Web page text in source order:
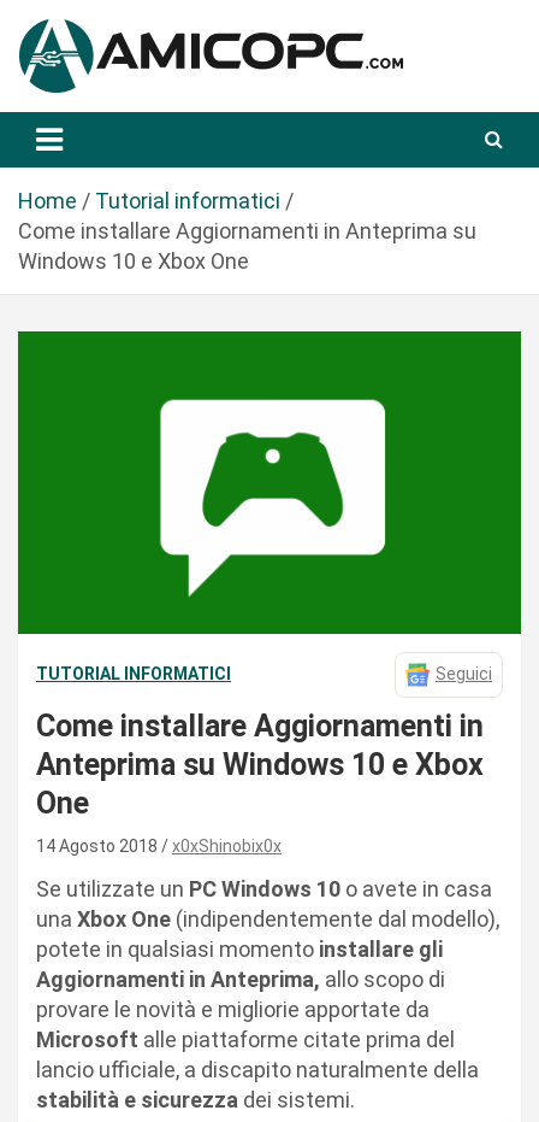
a
Amicopc.com
Home
Tutorial informatici
Come installare Aggiornamenti in Anteprima su
Windows 10 e Xbox One
TUTORIAL INFORMATICI Seguici
Come installare Aggiornamenti in
Anteprima su Windows 10 e Xbox
One
14 Agosto 2018 x0xShinobix0x
Se utilizzate un PC Windows 10 o avete in casa
una Xbox One (indipendentemente dal modello),
potete in qualsiasi momento installare gli
Aggiornamenti in Anteprima, allo scopo di
provare le novità e migliorie apportate da
Microsoft alle piattaforme citate prima del
lancio ufficiale, a discapito naturalmente della
stabilità e sicurezza dei sistemi.